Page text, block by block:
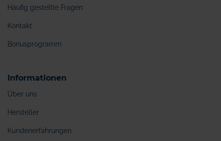
Häufig gestellte Fragen
Kontakt
Bonusprogramm
Informationen
Über uns
Hersteller
Kundenerfahrungen